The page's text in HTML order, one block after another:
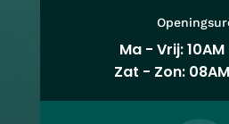
Ma - Vrij:
Zat - Zon: